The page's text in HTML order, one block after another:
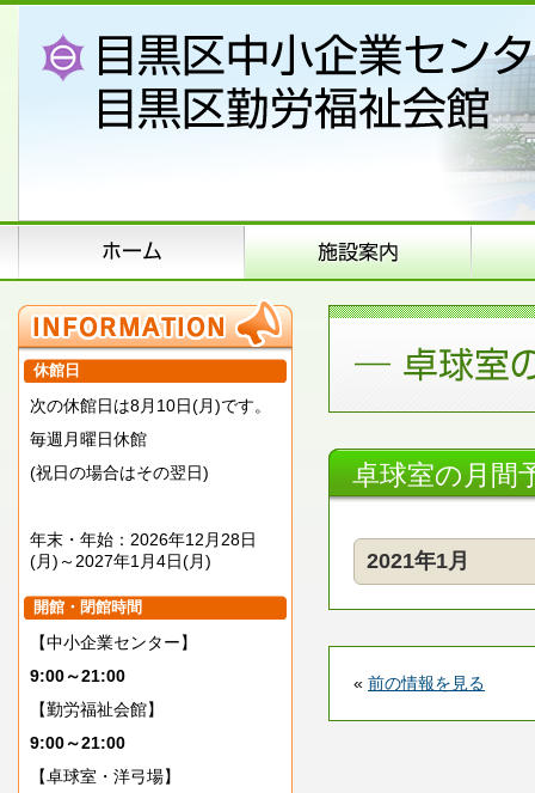
休館日
次の休館日は8月10日(月)です。
毎週月曜日休館
(祝日の場合はその翌日)
年末・年始：2026年12月28日
(月)～2027年1月4日(月)
開館・閉館時間
【中小企業センター】
9:00～21:00
【勤労福祉会館】
9:00～21:00
【卓球室・洋弓場】
卓球室の月間
2021年1月
« 前の情報を見る